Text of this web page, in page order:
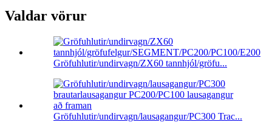
Valdar vörur
Gröfuhlutir/undirvagn/ZX60 tannhjól/gröfu...
Gröfuhlutir/undirvagn/lausagangur/PC300 Trac...